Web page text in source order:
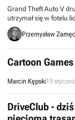
Grand Theft Auto V
utrzymał się w fotelu
Zapraszamy do
handlu detalicznego w
Przemysław
Cartoon
Marcin Kępski19
DriveClub -